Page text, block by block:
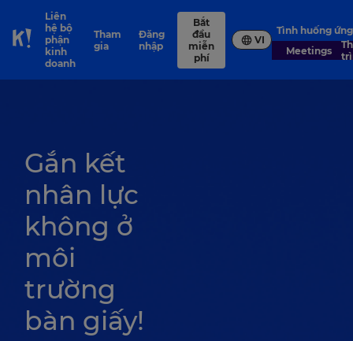
Skip to Page content
Liên
hệ bộ
phận
kinh
doanh
Tham
gia
Đăng
nhập
Bắt
đầu
miễn
phí
VI
Tình huống
Meetings
Thuyết
Gắn kết
nhân lực
không ở
môi
trường
bàn giấy!